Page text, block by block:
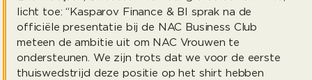
licht toe: “Kasparov Finance & BI sprak na de
officiële presentatie bij de NAC Business Club
meteen de ambitie uit om NAC Vrouwen te
ondersteunen. We zijn trots dat we voor de eerste
thuiswedstrijd deze positie op het shirt hebben